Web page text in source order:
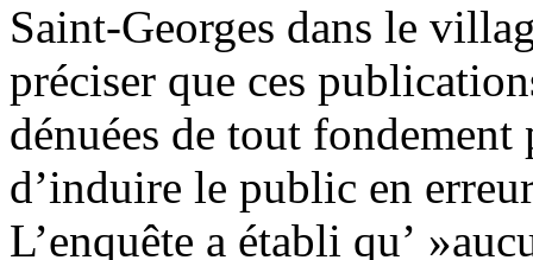
Saint-Georges dans le
préciser que ces
dénuées de tout
d’induire le public en
L’enquête a établi qu’